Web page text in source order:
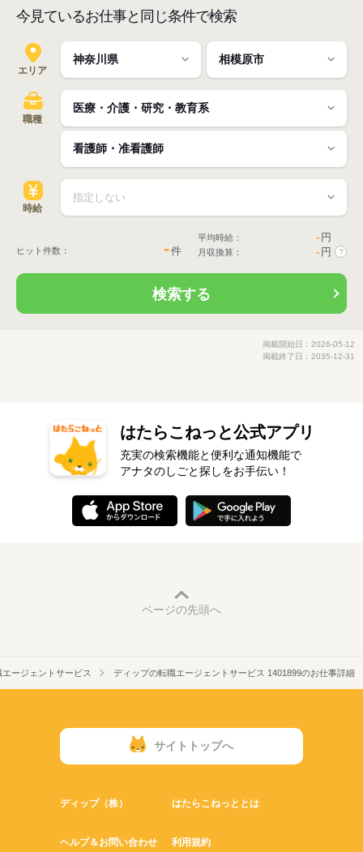
今見ているお仕事と同じ条件で検索
エリア
職種
時給
ヒット件数： -件
平均時給： - 円
月収換算： - 円 ?
検索する
掲載開始日：2026-05-12
掲載終了日：2035-12-31
はたらこねっと公式アプリ
充実の検索機能と便利な通知機能で
アナタのしごと探しをお手伝い！
ページの先頭へ
ージェントサービス ディップの転職エージェントサービス 1401899のお仕事詳細
サイトトップへ
ディップ（株） はたらこねっととは
ヘルプ＆お問い合わせ 利用規約